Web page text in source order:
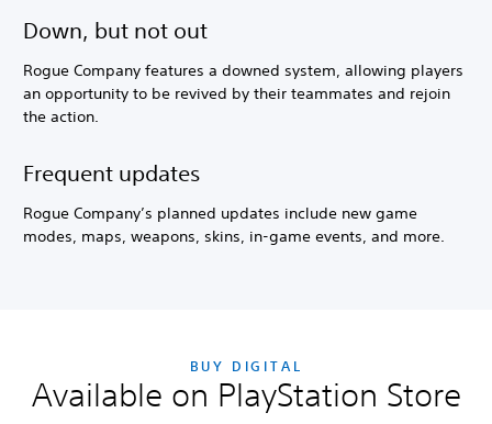
Down, but not out
Rogue Company features a downed system, allowing players
an opportunity to be revived by their teammates and rejoin
the action.
Frequent updates
Rogue Company’s planned updates include new game
modes, maps, weapons, skins, in-game events, and more.
BUY DIGITAL
Available on PlayStation Store